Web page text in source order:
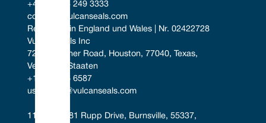
+44 (0) 114 249 3333
contact@vulcanseals.com
Registriert in England und Wales | Nr. 02422728
Vulcan Seals Inc
7221 Gessner Road, Houston, 77040, Texas,
Vereinigte Staaten
+1 346 856 6587
uscontact@vulcanseals.com
11401-11481 Rupp Drive, Burnsville, 55337,